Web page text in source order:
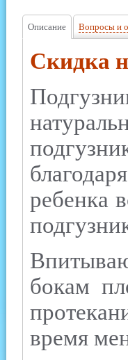
Описание Вопросы и
Скидка
ребенка
бокам
время